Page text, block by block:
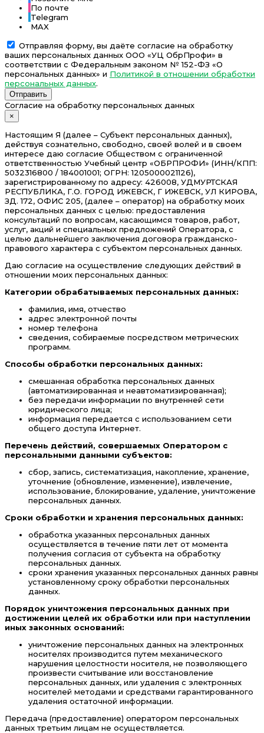
По почте
Telegram
MAX
Отправляя форму, вы даёте согласие на обработку
ваших персональных данных ООО «УЦ ОбрПрофи» в
соответствии с Федеральным законом № 152-ФЗ «О
персональных данных» и Политикой в отношении обработки
персональных данных.
Отправить
Согласие на обработку персональных данных
×
Настоящим Я (далее – Субъект персональных данных),
действуя сознательно, свободно, своей волей и в своем
интересе даю согласие Обществом с ограниченной
ответственностью Учебный центр «ОБРПРОФИ» (ИНН/КПП:
5032316800 / 184001001; ОГРН: 1205000021126),
зарегистрированному по адресу: 426008, УДМУРТСКАЯ
РЕСПУБЛИКА, Г.О. ГОРОД ИЖЕВСК, Г ИЖЕВСК, УЛ КИРОВА,
ЗД. 172, ОФИС 205, (далее – оператор) на обработку моих
персональных данных с целью: предоставления
консультаций по вопросам, касающимся товаров, работ,
услуг, акций и специальных предложений Оператора, с
целью дальнейшего заключения договора гражданско-
правового характера с субъектом персональных данных.
Даю согласие на осуществление следующих действий в
отношении моих персональных данных:
Категории обрабатываемых персональных данных:
фамилия, имя, отчество
адрес электронной почты
номер телефона
сведения, собираемые посредством метрических
программ.
Способы обработки персональных данных:
смешанная обработка персональных данных
(автоматизированная и неавтоматизированная);
без передачи информации по внутренней сети
юридического лица;
информация передается с использованием сети
общего доступа Интернет.
Перечень действий, совершаемых Оператором с
персональными данными субъектов:
сбор, запись, систематизация, накопление, хранение,
уточнение (обновление, изменение), извлечение,
использование, блокирование, удаление, уничтожение
персональных данных.
Сроки обработки и хранения персональных данных:
обработка указанных персональных данных
осуществляется в течение пяти лет от момента
получения согласия от субъекта на обработку
персональных данных.
сроки хранения указанных персональных данных равны
установленному сроку обработки персональных
данных.
Порядок уничтожения персональных данных при
достижении целей их обработки или при наступлении
иных законных оснований:
уничтожение персональных данных на электронных
носителях производится путем механического
нарушения целостности носителя, не позволяющего
произвести считывание или восстановление
персональных данных, или удаления с электронных
носителей методами и средствами гарантированного
удаления остаточной информации.
Передача (предоставление) оператором персональных
данных третьим лицам не осуществляется.